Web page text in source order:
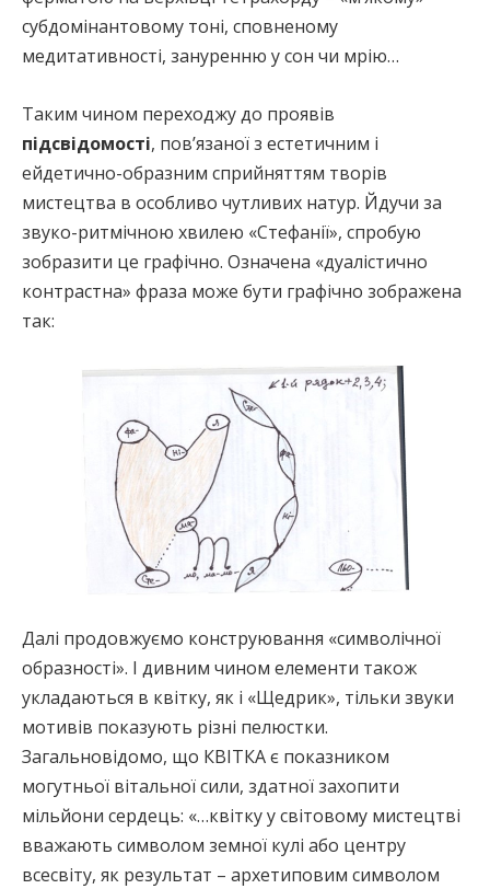
субдомінантовому тоні, сповненому
медитативності, зануренню у сон чи мрію…
Таким чином переходжу до проявів
підсвідомості, пов’язаної з естетичним і
ейдетично-образним сприйняттям творів
мистецтва в особливо чутливих натур. Йдучи за
звуко-ритмічною хвилею «Стефанії», спробую
зобразити це графічно. Означена «дуалістично
контрастна» фраза може бути графічно зображена
так:
Далі продовжуємо конструювання «символічної
образності». І дивним чином елементи також
укладаються в квітку, як і «Щедрик», тільки звуки
мотивів показують різні пелюстки.
Загальновідомо, що КВІТКА є показником
могутньої вітальної сили, здатної захопити
мільйони сердець: «…квітку у світовому мистецтві
вважають символом земної кулі або центру
всесвіту, як результат – архетиповим символом